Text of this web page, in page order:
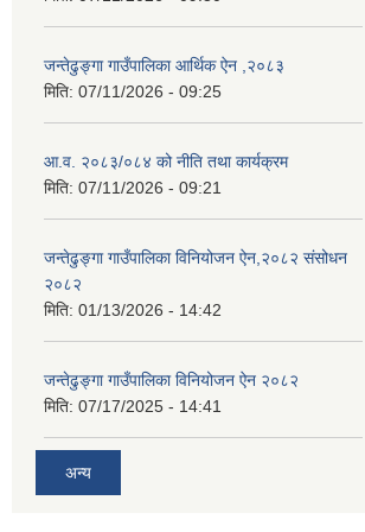
जन्तेढुङ्गा गाउँपालिका आर्थिक ऐन ,२०८३
मिति: 07/11/2026 - 09:25
आ.व. २०८३/०८४ को नीति तथा कार्यक्रम
मिति: 07/11/2026 - 09:21
जन्तेढुङ्गा गाउँपालिका विनियोजन ऐन,२०८२ संसोधन
२०८२
मिति: 01/13/2026 - 14:42
जन्तेढुङ्गा गाउँपालिका विनियोजन ऐन २०८२
मिति: 07/17/2025 - 14:41
अन्य